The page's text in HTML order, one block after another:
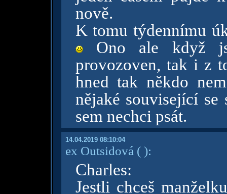
nově.
K tomu týdennímu
Ono ale když
provozoven, tak i z
hned tak někdo
nějaké související
sem nechci psát.
14.04.2019 08:10:04
ex Outsidová ( ):
Charles:
Jestli chceš